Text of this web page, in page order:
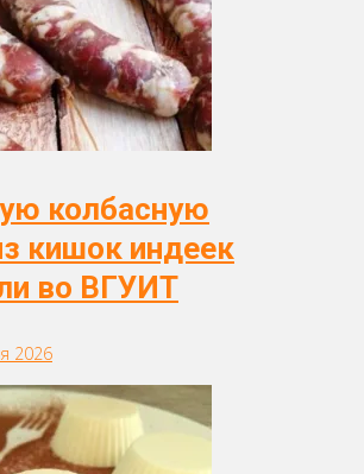
колбасную
кишок индеек
во ВГУИТ
2026